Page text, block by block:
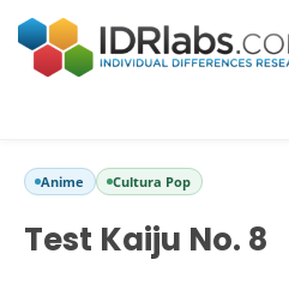
Anime Cultura Pop
Test Kaiju No. 8